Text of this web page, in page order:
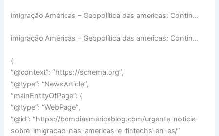
imigração Américas – Geopolítica das americas: Contin…
imigração Américas – Geopolítica das americas: Contin…
{
“@context”: “https://schema.org”,
“@type”: “NewsArticle”,
“mainEntityOfPage”: {
“@type”: “WebPage”,
“@id”: “https://bomdiaamericablog.com/urgente-noticia-
sobre-imigracao-nas-americas-e-fintechs-en-es/”